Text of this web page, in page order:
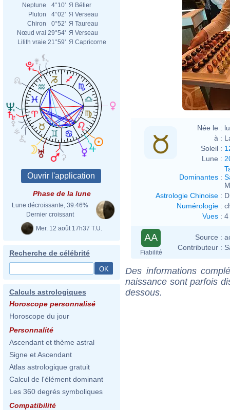
Neptune
4°10' Я Bélier
Pluton
4°02' Я Verseau
Chiron
0°52' Я Taureau
Nœud vrai 29°54' Я Verseau
Lilith vraie 21°59' Я Capricorne
Phase de la lune
Lune décroissante, 39.46%
Dernier croissant
Mer. 12 août 17h37 T.U.
Recherche de célébrité
Calculs astrologiques
Horoscope personnalisé
Horoscope du jour
Personnalité
Ascendant et thème astral
Signe et Ascendant
Atlas astrologique gratuit
Calcul de l'élément dominant
Les 360 degrés symboliques
Compatibilité
Née le :
à :
Soleil :
Lune :
Dominantes :
Astrologie Chinoise :
Numérologie :
Vues : 4
AA
Fiabilité
Source :
Contributeur :
Des informations
naissance sont parfois
dessous.